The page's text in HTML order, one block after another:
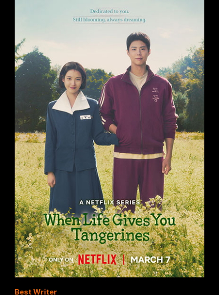
Best Lead Actor(Male)
사랑 후에 오는 것들
사카구치 켄타로